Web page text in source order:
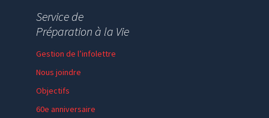
Service de
Préparation à la Vie
Gestion de l’infolettre
Nous joindre
Objectifs
60e anniversaire